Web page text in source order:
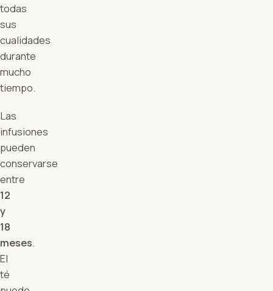
todas
sus
cualidades
durante
mucho
tiempo.
Las
infusiones
pueden
conservarse
entre
12
y
18
meses.
El
té